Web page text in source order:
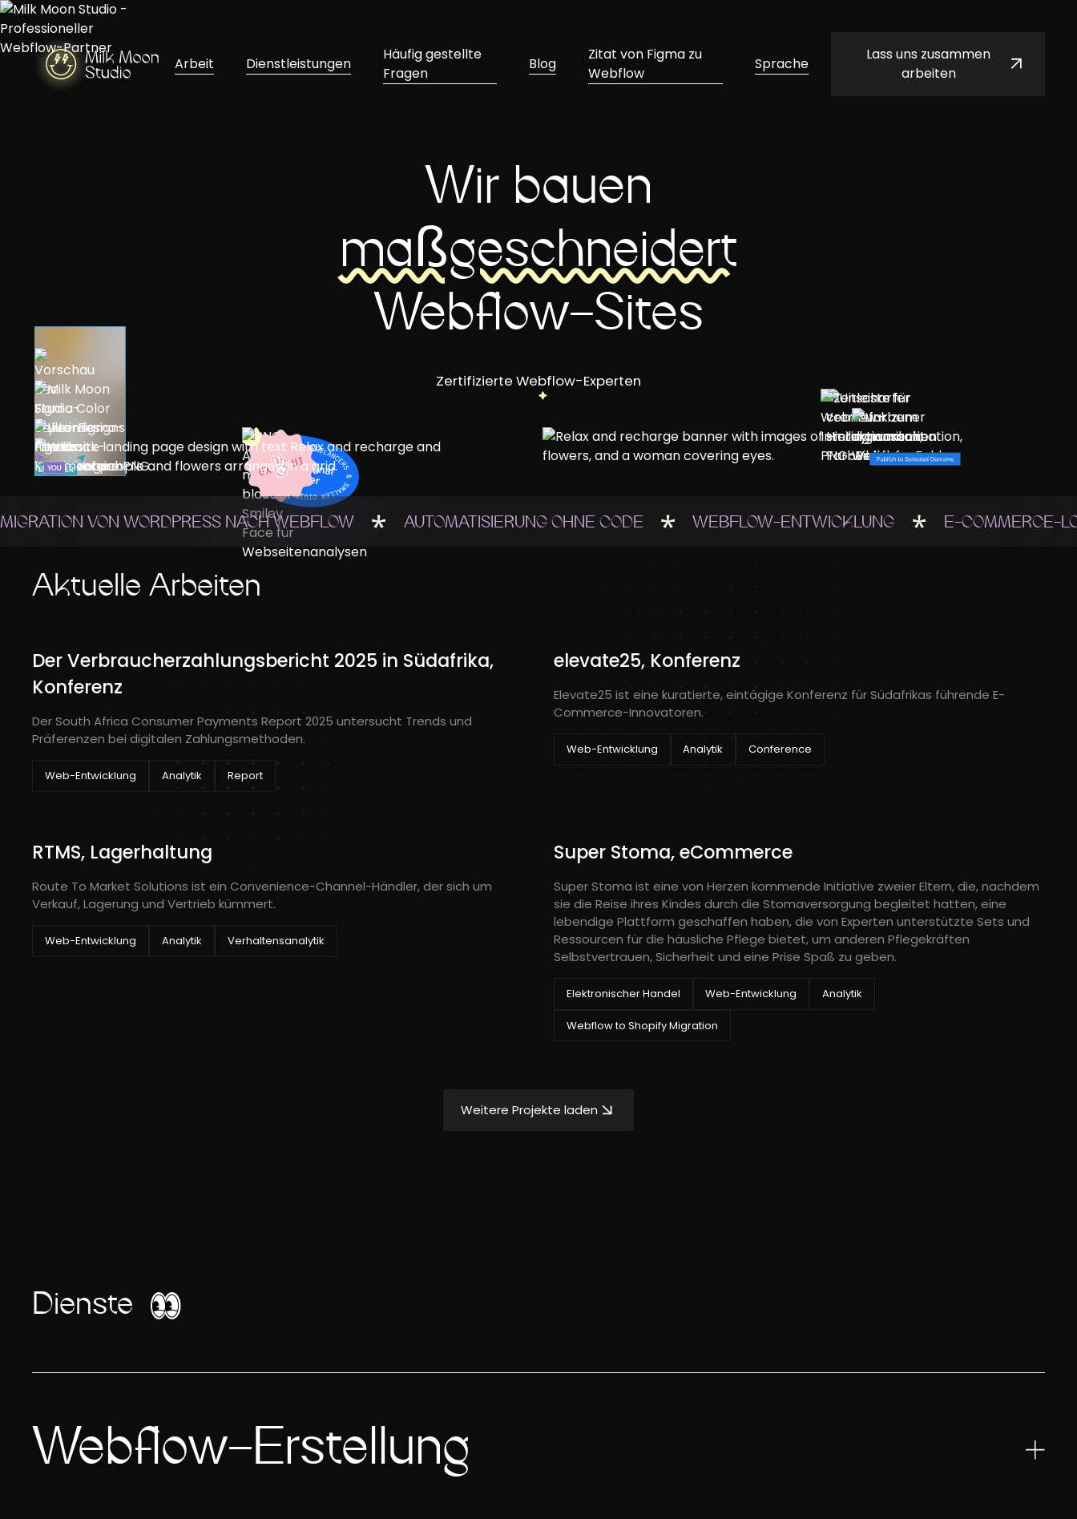
Arbeit Dienstleistungen
Häufig gestellte
Fragen
Blog
Zitat von Figma zu
Webflow
Sprache
Lass uns zusammen
arbeiten
Wir bauen
maßgeschneidert
Webflow-Sites
Zertifizierte Webflow-Experten
MIGRATION VON WORDPRESS NACH WEBFLOW AUTOMATISIERUNG OHNE CODE WEBFLOW-ENTWICKLUNG E-COMMERCE-
Aktuelle Arbeiten
Der Verbraucherzahlungsbericht 2025 in Südafrika,
Konferenz
Der South Africa Consumer Payments Report 2025 untersucht Trends und
Präferenzen bei digitalen Zahlungsmethoden.
Web-Entwicklung Analytik Report
elevate25, Konferenz
Elevate25 ist eine kuratierte, eintägige Konferenz für Südafrikas führende E-
Commerce-Innovatoren.
Web-Entwicklung Analytik Conference
RTMS, Lagerhaltung
Route To Market Solutions ist ein Convenience-Channel-Händler, der sich um
Verkauf, Lagerung und Vertrieb kümmert.
Web-Entwicklung Analytik Verhaltensanalytik
Super Stoma, eCommerce
Super Stoma ist eine von Herzen kommende Initiative zweier Eltern, die, nachdem
sie die Reise ihres Kindes durch die Stomaversorgung begleitet hatten, eine
lebendige Plattform geschaffen haben, die von Experten unterstützte Sets und
Ressourcen für die häusliche Pflege bietet, um anderen Pflegekräften
Selbstvertrauen, Sicherheit und eine Prise Spaß zu geben.
Elektronischer Handel Web-Entwicklung Analytik
Webflow to Shopify Migration
Weitere Projekte laden
Dienste
Webflow-Erstellung